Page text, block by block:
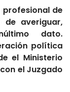
de
de averiguar,
dato.
política
el Ministerio
el Juzgado